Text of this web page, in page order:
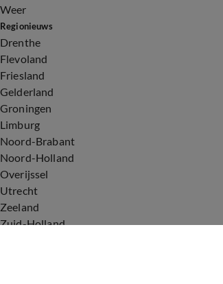
Weer
Regionieuws
Drenthe
Flevoland
Friesland
Gelderland
Groningen
Limburg
Noord-Brabant
Noord-Holland
Overijssel
Utrecht
Zeeland
Zuid-Holland